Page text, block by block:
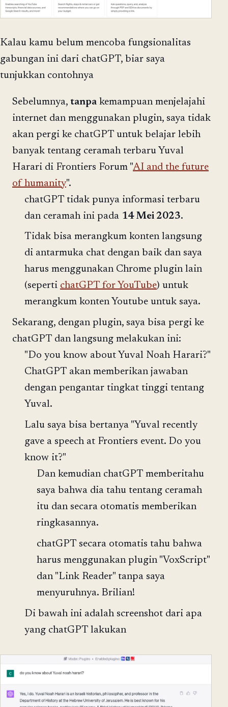
Kalau kamu belum mencoba fungsionalitas
gabungan ini dari chatGPT, biar saya
tunjukkan contohnya
Sebelumnya, tanpakemampuan menjelajahi
internet dan menggunakan plugin, saya tidak
akan pergi ke chatGPT untuk belajar lebih
banyak tentang ceramah terbaru Yuval
Harari di Frontiers Forum "AI and the future
of humanity".
chatGPT tidak punya informasi terbaru
dan ceramah ini pada 14 Mei 2023.
Tidak bisa merangkum konten langsung
di antarmuka chat dengan baik dan saya
harus menggunakan Chrome plugin lain
(seperti chatGPT for YouTube) untuk
merangkum konten Youtube untuk saya.
Sekarang, dengan plugin, saya bisa pergi ke
chatGPT dan langsung melakukan ini:
"Do you know about Yuval Noah Harari?"
ChatGPT akan memberikan jawaban
dengan pengantar tingkat tinggi tentang
Yuval.
Lalu saya bisa bertanya "Yuval recently
gave a speech at Frontiers event. Do you
know it?"
Dan kemudian chatGPT memberitahu
saya bahwa dia tahu tentang ceramah
itu dan secara otomatis memberikan
ringkasannya.
chatGPT secara otomatis tahu bahwa
harus menggunakan plugin "VoxScript"
dan "Link Reader" tanpa saya
menyuruhnya. Brilian!
Di bawah ini adalah screenshot dari apa
yang chatGPT lakukan